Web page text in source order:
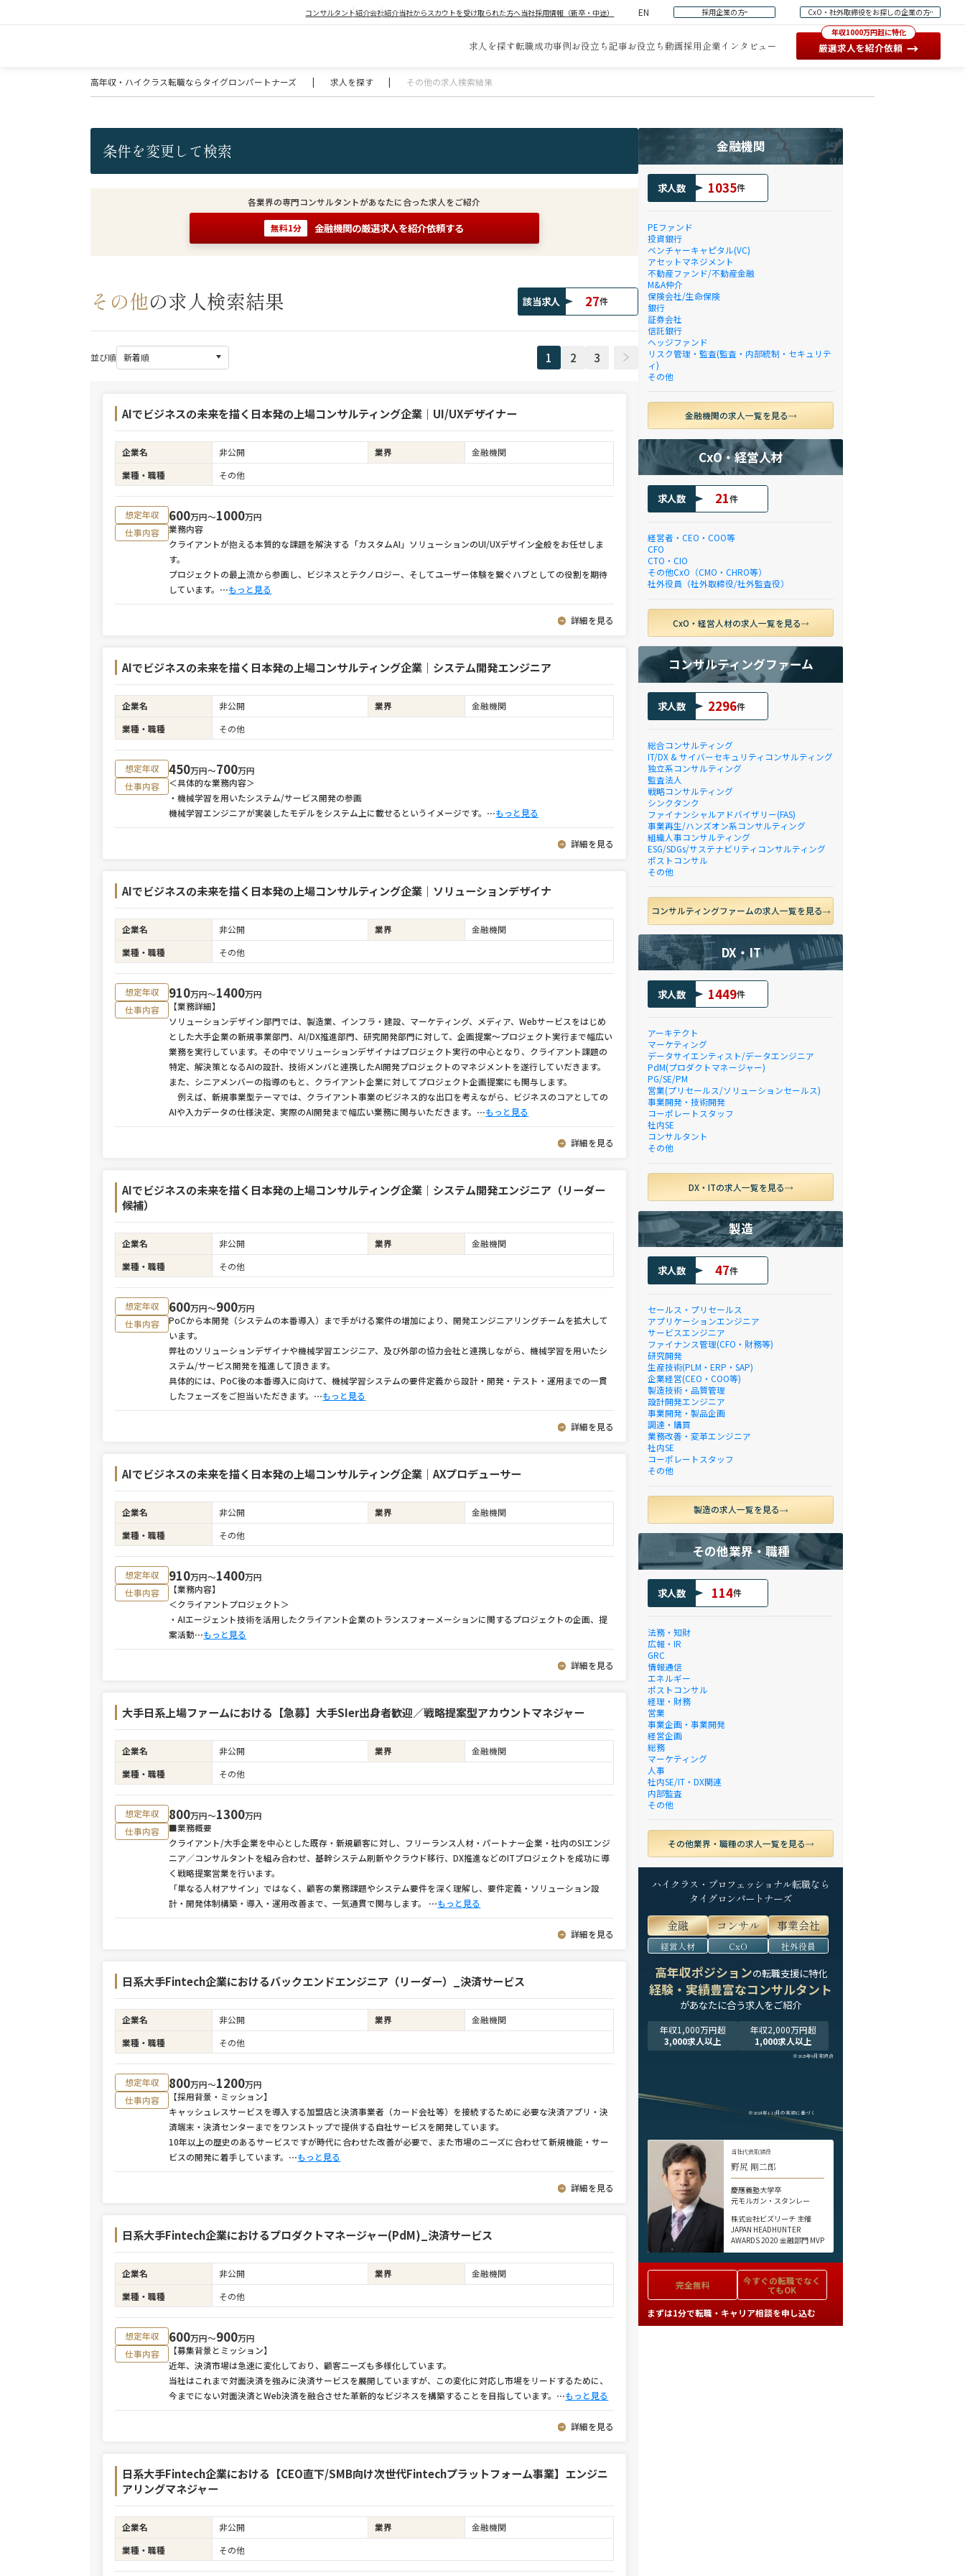
コンサルタント紹介会社紹介当社からスカウトを受け取られた方へ当社採用情報（新卒・中途） EN 採用企業の方 CxO・社外取締役をお探しの企業の方
求人を探す転職成功事例お役立ち記事お役立ち動画採用企業インタビュー
年収1000万円超に特化
厳選求人を紹介依頼 →
高年収・ハイクラス転職ならタイグロンパートナーズ | 求人を探す | その他の求人検索結果
条件を変更して検索
各業界の専門コンサルタントがあなたに合った求人をご紹介
無料1分 金融機関の厳選求人を紹介依頼する
その他の求人検索結果 該当求人 27件
並び順 1 2 3
AIでビジネスの未来を描く日本発の上場コンサルティング企業｜UI/UXデザイナー
企業名 非公開 業界
金融機関
業種・職種
その他
想定年収 600万円〜1000万円
仕事内容
業務内容
クライアントが抱える本質的な課題を解決する「カスタムAI」ソリューションのUI/UXデザイン全般をお任せしま
す。
プロジェクトの最上流から参画し、ビジネスとテクノロジー、そしてユーザー体験を繋ぐハブとしての役割を期待
しています。 ⋯もっと見る
詳細を見る
AIでビジネスの未来を描く日本発の上場コンサルティング企業｜システム開発エンジニア
企業名 非公開 業界
金融機関
業種・職種
その他
想定年収 450万円〜700万円
仕事内容
＜具体的な業務内容＞
・機械学習を用いたシステム/サービス開発の参画
機械学習エンジニアが実装したモデルをシステム上に載せるというイメージです。 ⋯もっと見る
詳細を見る
AIでビジネスの未来を描く日本発の上場コンサルティング企業｜ソリューションデザイナ
企業名 非公開 業界
金融機関
業種・職種
その他
想定年収 910万円〜1400万円
仕事内容
【業務詳細】
ソリューションデザイン部門では、製造業、インフラ・建設、マーケティング、メディア、Webサービスをはじめ
とした大手企業の新規事業部門、AI/DX推進部門、研究開発部門に対して、企画提案〜プロジェクト実行まで幅広い
業務を実行しています。その中でソリューションデザイナはプロジェクト実行の中心となり、クライアント課題の
特定、解決策となるAIの設計、技術メンバと連携したAI開発プロジェクトのマネジメントを遂行していだきます。
また、シニアメンバーの指導のもと、クライアント企業に対してプロジェクト企画提案にも関与します。
例えば、新規事業型テーマでは、クライアント事業のビジネス的な出口を考えながら、ビジネスのコアとしての
AIや入力データの仕様決定、実際のAI開発まで幅広い業務に関与いただきます。 ⋯もっと見る
詳細を見る
AIでビジネスの未来を描く日本発の上場コンサルティング企業｜システム開発エンジニア（リーダー
候補）
企業名 非公開 業界
金融機関
業種・職種
その他
想定年収 600万円〜900万円
仕事内容
PoCから本開発（システムの本番導入）まで手がける案件の増加により、開発エンジニアリングチームを拡大して
います。
弊社のソリューションデザイナや機械学習エンジニア、及び外部の協力会社と連携しながら、機械学習を用いたシ
ステム/サービス開発を推進して頂きます。
具体的には、PoC後の本番導入に向けて、機械学習システムの要件定義から設計・開発・テスト・運用までの一貫
したフェーズをご担当いただきます。 ⋯もっと見る
詳細を見る
AIでビジネスの未来を描く日本発の上場コンサルティング企業｜AXプロデューサー
企業名 非公開 業界
金融機関
業種・職種
その他
想定年収 910万円〜1400万円
仕事内容
【業務内容】
＜クライアントプロジェクト＞
・AIエージェント技術を活用したクライアント企業のトランスフォーメーションに関するプロジェクトの企画、提
案活動⋯もっと見る
詳細を見る
大手日系上場ファームにおける【急募】大手SIer出身者歓迎／戦略提案型アカウントマネジャー
企業名 非公開 業界
金融機関
業種・職種
その他
想定年収 800万円〜1300万円
仕事内容
■業務概要
クライアント/大手企業を中心とした既存・新規顧客に対し、フリーランス人材・パートナー企業・社内のSIエンジ
ニア／コンサルタントを組み合わせ、基幹システム刷新やクラウド移行、DX推進などのITプロジェクトを成功に導
く戦略提案営業を行います。
「単なる人材アサイン」ではなく、顧客の業務課題やシステム要件を深く理解し、要件定義・ソリューション設
計・開発体制構築・導入・運用改善まで、一気通貫で関与します。 ⋯もっと見る
詳細を見る
日系大手Fintech企業におけるバックエンドエンジニア（リーダー）_決済サービス
企業名 非公開 業界
金融機関
業種・職種
その他
想定年収 800万円〜1200万円
仕事内容
【採用背景・ミッション】
キャッシュレスサービスを導入する加盟店と決済事業者（カード会社等）を接続するために必要な決済アプリ・決
済端末・決済センターまでをワンストップで提供する自社サービスを開発しています。
10年以上の歴史のあるサービスですが時代に合わせた改善が必要で、また市場のニーズに合わせて新規機能・サー
ビスの開発に着手しています。 ⋯もっと見る
詳細を見る
日系大手Fintech企業におけるプロダクトマネージャー(PdM)_決済サービス
企業名 非公開 業界
金融機関
業種・職種
その他
想定年収 600万円〜900万円
仕事内容
【募集背景とミッション】
近年、決済市場は急速に変化しており、顧客ニーズも多様化しています。
当社はこれまで対面決済を強みに決済サービスを展開していますが、この変化に対応し市場をリードするために、
今までにない対面決済とWeb決済を融合させた革新的なビジネスを構築することを目指しています。 ⋯もっと見る
詳細を見る
日系大手Fintech企業における【CEO直下/SMB向け次世代Fintechプラットフォーム事業】エンジニ
アリングマネジャー
企業名 非公開 業界
金融機関
業種・職種
その他
金融機関
求人数 1035件
PEファンド
投資銀行
ベンチャーキャピタル(VC)
アセットマネジメント
不動産ファンド/不動産金融
M&A仲介
保険会社/生命保険
銀行
証券会社
信託銀行
ヘッジファンド
リスク管理・監査(監査・内部統制・セキュリテ
ィ)
その他
金融機関の求人一覧を見る
CxO・経営人材
求人数 21件
経営者・CEO・COO等
CFO
CTO・CIO
その他CxO（CMO・CHRO等）
社外役員（社外取締役/社外監査役）
CxO・経営人材の求人一覧を見る
コンサルティングファーム
求人数 2296件
総合コンサルティング
IT/DX & サイバーセキュリティコンサルティング
独立系コンサルティング
監査法人
戦略コンサルティング
シンクタンク
ファイナンシャルアドバイザリー(FAS)
事業再生/ハンズオン系コンサルティング
組織人事コンサルティング
ESG/SDGs/サステナビリティコンサルティング
ポストコンサル
その他
コンサルティングファームの求人一覧を見る
DX・IT
求人数 1449件
アーキテクト
マーケティング
データサイエンティスト/データエンジニア
PdM(プロダクトマネージャー)
PG/SE/PM
営業(プリセールス/ソリューションセールス)
事業開発・技術開発
コーポレートスタッフ
社内SE
コンサルタント
その他
DX・ITの求人一覧を見る
製造
求人数 47件
セールス・プリセールス
アプリケーションエンジニア
サービスエンジニア
ファイナンス管理(CFO・財務等)
研究開発
生産技術(PLM・ERP・SAP)
企業経営(CEO・COO等)
製造技術・品質管理
設計開発エンジニア
事業開発・製品企画
調達・購買
業務改善・変革エンジニア
社内SE
コーポレートスタッフ
その他
製造の求人一覧を見る
その他業界・職種
求人数 114件
法務・知財
広報・IR
GRC
情報通信
エネルギー
ポストコンサル
経理・財務
営業
事業企画・事業開発
経営企画
総務
マーケティング
人事
社内SE/IT・DX関連
内部監査
その他
その他業界・職種の求人一覧を見る
ハイクラス・プロフェッショナル転職なら
タイグロンパートナーズ
金融 コンサル 事業会社
経営人材 CxO 社外役員
高年収ポジションの転職支援に特化
経験・実績豊富なコンサルタント
があなたに合う求人をご紹介
年収1,000万円超
3,000求人以上
年収2,000万円超
1,000求人以上
※2025年9月末時点
※2024年1-12月の実績に基づく
当社代表取締役
野尻 剛二郎
慶應義塾大学卒
元モルガン・スタンレー
株式会社ビズリーチ 主催
JAPAN HEADHUNTER
AWARDS 2020 金融部門 MVP
完全無料 今すぐの転職でなく
てもOK
まずは1分で転職・キャリア相談を申し込む